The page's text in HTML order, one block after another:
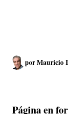
porMauricio
Página en